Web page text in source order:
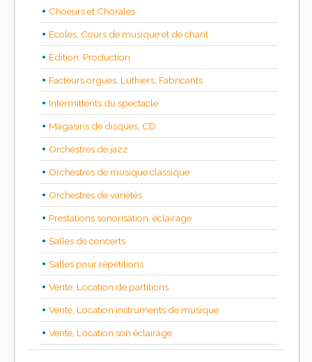
Choeurs et Chorales
Ecoles, Cours de musique et de chant
Edition, Production
Facteurs orgues, Luthiers, Fabricants
Intermittents du spectacle
Magasins de disques, CD
Orchestres de jazz
Orchestres de musique classique
Orchestres de variétés
Prestations sonorisation, éclairage
Salles de concerts
Salles pour répétitions
Vente, Location de partitions
Vente, Location instruments de musique
Vente, Location son éclairage